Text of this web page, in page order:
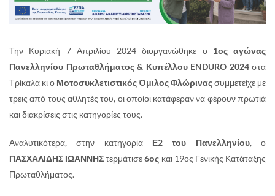
Την Κυριακή 7 Απριλίου 2024 διοργανώθηκε ο 1ος αγώνας
Πανελληνίου Πρωταθλήματος & Κυπέλλου ENDURO 2024στα
Τρίκαλα κι ο Μοτοσυκλετιστικός Όμιλος Φλώριναςσυμμετείχε με
τρεις από τους αθλητές του, οι οποίοι κατάφεραν να φέρουν πρωτιά
και διακρίσεις στις κατηγορίες τους.
Αναλυτικότερα, στην κατηγορία Ε2 του Πανελληνίου, ο
ΠΑΣΧΑΛΙΔΗΣ ΙΩΑΝΝΗΣτερμάτισε6ος και 19ος Γενικής Κατάταξης
Πρωταθλήματος.